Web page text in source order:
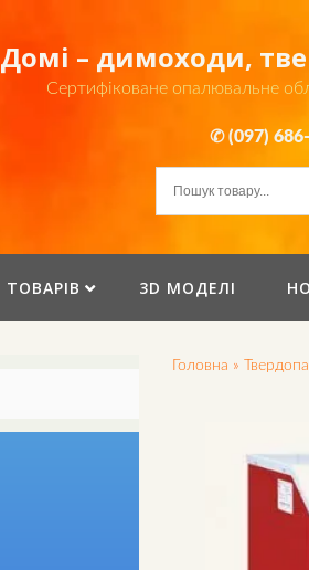
– димоходи,
Сертифіковане опалювальне
✆ (097)
3D МОДЕЛІ
Головна »